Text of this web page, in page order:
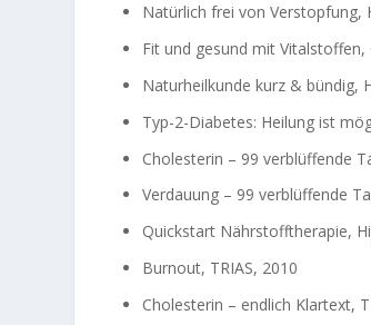
Natürlich frei von Verstopfung,
Fit und gesund mit Vitalstoffen,
Naturheilkunde kurz & bündig,
Typ-2-Diabetes: Heilung ist
Cholesterin – 99 verblüffende
Verdauung – 99 verblüffende
Quickstart Nährstofftherapie,
Burnout, TRIAS, 2010
Cholesterin – endlich Klartext,